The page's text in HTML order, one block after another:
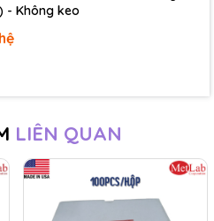
P3000, P4000, P5000, P6000,
- Không keo
LIÊN QUAN